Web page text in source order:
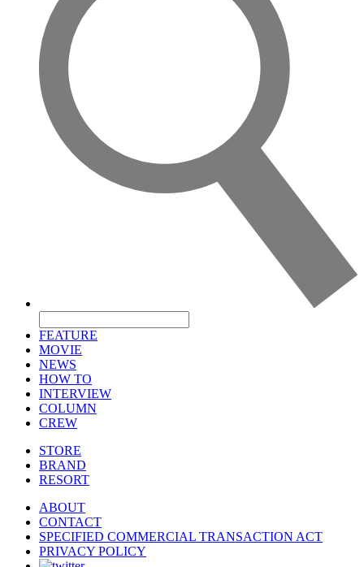
FEATURE
MOVIE
NEWS
HOW TO
INTERVIEW
COLUMN
CREW
STORE
BRAND
RESORT
ABOUT
CONTACT
SPECIFIED COMMERCIAL TRANSACTION ACT
PRIVACY POLICY